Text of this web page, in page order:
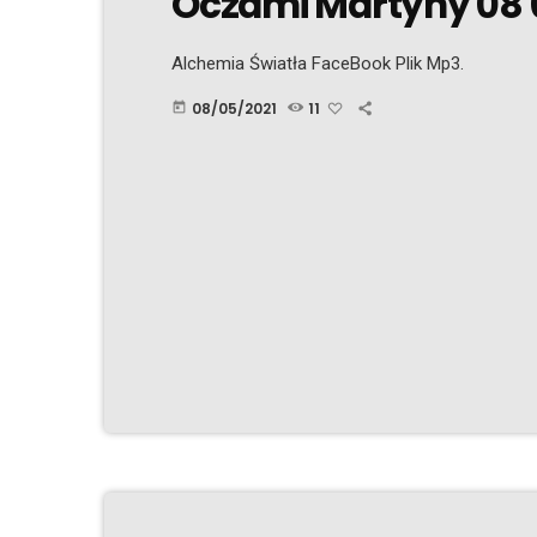
Alchemia Światła FaceBook Plik Mp3.
today 08/05/2021 11